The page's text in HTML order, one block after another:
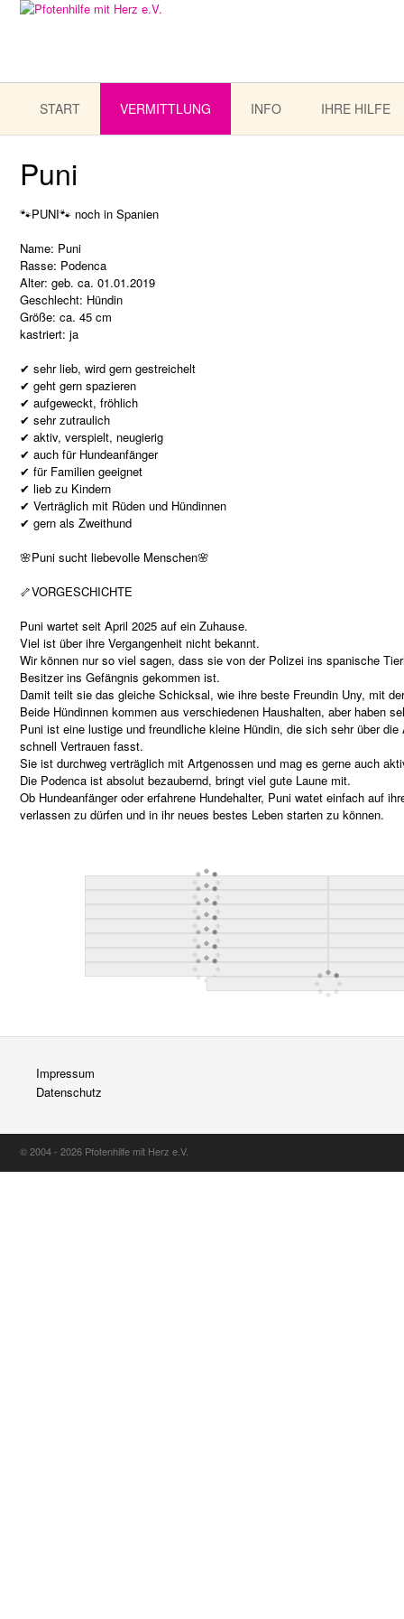
START VERMITTLUNG INFO IHRE HILFE
Puni
🐾PUNI🐾 noch in Spanien
Name: Puni
Rasse: Podenca
Alter: geb. ca. 01.01.2019
Geschlecht: Hündin
Größe: ca. 45 cm
kastriert: ja
✔ sehr lieb, wird gern gestreichelt
✔ geht gern spazieren
✔ aufgeweckt, fröhlich
✔ sehr zutraulich
✔ aktiv, verspielt, neugierig
✔ auch für Hundeanfänger
✔ für Familien geeignet
✔ lieb zu Kindern
✔ Verträglich mit Rüden und Hündinnen
✔ gern als Zweithund
🌸Puni sucht liebevolle Menschen🌸
🦴VORGESCHICHTE
Puni wartet seit April 2025 auf ein Zuhause.
Viel ist über ihre Vergangenheit nicht bekannt.
Wir können nur so viel sagen, dass sie von der Polizei ins spanische
Besitzer ins Gefängnis gekommen ist.
Damit teilt sie das gleiche Schicksal, wie ihre beste Freundin Uny, mit
Beide Hündinnen kommen aus verschiedenen Haushalten, aber haben
Puni ist eine lustige und freundliche kleine Hündin, die sich sehr über
schnell Vertrauen fasst.
Sie ist durchweg verträglich mit Artgenossen und mag es gerne auch
Die Podenca ist absolut bezaubernd, bringt viel gute Laune mit.
Ob Hundeanfänger oder erfahrene Hundehalter, Puni watet einfach auf
verlassen zu dürfen und in ihr neues bestes Leben starten zu können.
Impressum
Datenschutz
© 2004 - 2026 Pfotenhilfe mit Herz e.V.